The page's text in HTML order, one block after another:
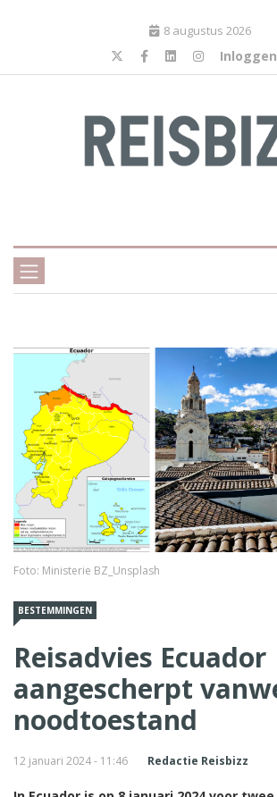
8 augustus 2026
Inloggen
Foto: Ministerie BZ_Unsplash
BESTEMMINGEN
Reisadvies Ecuador
aangescherpt
noodtoestand
12 januari 2024 - 11:46 Redactie Reisbizz